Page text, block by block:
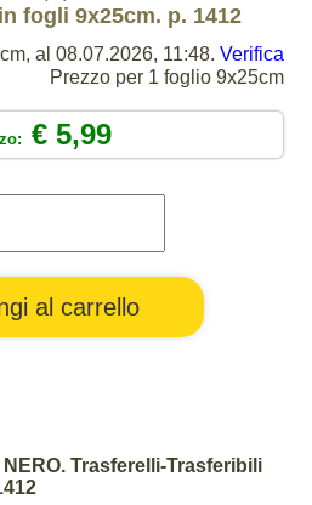
fogli 9x25cm. p. 1412
al 08.07.2026, 11:48. Verifica
Prezzo per 1 foglio 9x25cm
€ 5,99
Trasferelli-Trasferibili